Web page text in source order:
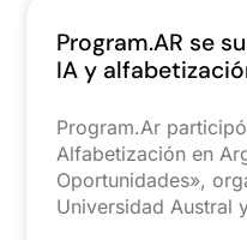
Program.AR se
IA y
Program.Ar
Alfabetización en
Oportunidades»,
Universidad Austral